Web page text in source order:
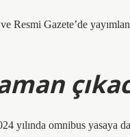
Resmi Gazete’de
yılında omnibus yasaya